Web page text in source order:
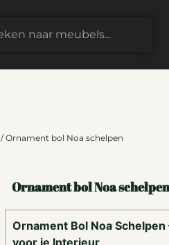
/ Ornament bol Noa schelpen
Ornament bol Noa schelpen
Ornament Bol Noa